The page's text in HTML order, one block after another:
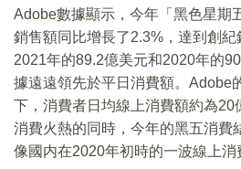
Adobe數據顯示，今年「黑色星期
銷售額同比增長了2.3%，達到創
2021年的89.2億美元和2020年的
據遠遠領先於平日消費額。Adobe
下，消費者日均線上消費額約為20
消費火熱的同時，今年的黑五消費
像國内在2020年初時的一波線上消